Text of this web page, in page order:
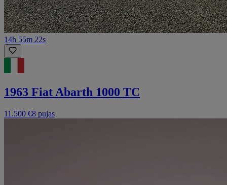
14h 55m 22s
1963 Fiat Abarth 1000 TC
11.500 €8 pujas